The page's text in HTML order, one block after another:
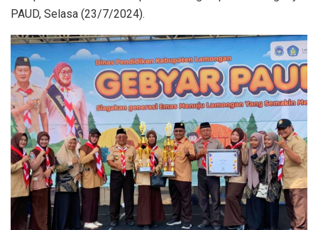
PAUD, Selasa (23/7/2024).